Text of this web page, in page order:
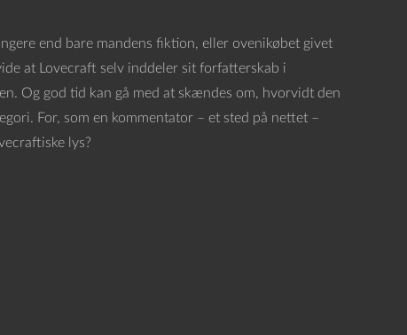
end bare mandens fiktion, eller ovenikøbet givet
at Lovecraft selv inddeler sit forfatterskab i
Og god tid kan gå med at skændes om, hvorvidt den
For, som en kommentator – et sted på nettet –
lys?